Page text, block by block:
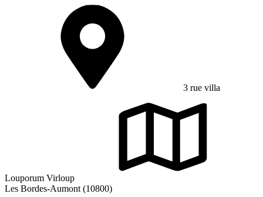
3 rue villa
Louporum Virloup
Les Bordes-Aumont (10800)